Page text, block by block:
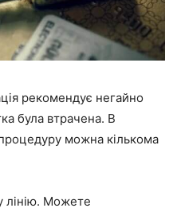
рекомендує негайно
була втрачена. В
можна кількома
лінію. Можете